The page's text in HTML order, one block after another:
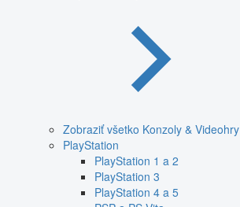
Zobraziť všetko Konzoly & Videohry
PlayStation
PlayStation 1 a 2
PlayStation 3
PlayStation 4 a 5